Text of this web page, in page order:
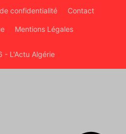
confidentialité Contact
Mentions Légales
L'Actu Algérie